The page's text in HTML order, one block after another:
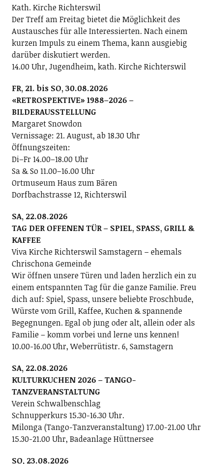
Kath. Kirche Richterswil
Der Treff am Freitag bietet die Möglichkeit des
Austausches für alle Interessierten. Nach einem
kurzen Impuls zu einem Thema, kann ausgiebig
darüber diskutiert werden.
14.00 Uhr, Jugendheim, kath. Kirche Richterswil
FR, 21. bis SO, 30.08.2026
«RETROSPEKTIVE» 1988–2026 –
BILDERAUSSTELLUNG
Margaret Snowdon
Vernissage: 21. August, ab 18.30 Uhr
Öffnungszeiten:
Di–Fr 14.00–18.00 Uhr
Sa & So 11.00–16.00 Uhr
Ortmuseum Haus zum Bären
Dorfbachstrasse 12, Richterswil
SA, 22.08.2026
TAG DER OFFENEN TÜR – SPIEL, SPASS, GRILL &
KAFFEE
Viva Kirche Richterswil Samstagern – ehemals
Chrischona Gemeinde
Wir öffnen unsere Türen und laden herzlich ein zu
einem entspannten Tag für die ganze Familie. Freu
dich auf: Spiel, Spass, unsere beliebte Froschbude,
Würste vom Grill, Kaffee, Kuchen & spannende
Begegnungen. Egal ob jung oder alt, allein oder als
Familie – komm vorbei und lerne uns kennen!
10.00-16.00 Uhr, Weberrütistr. 6, Samstagern
SA, 22.08.2026
KULTURKUCHEN 2026 – TANGO-
TANZVERANSTALTUNG
Verein Schwalbenschlag
Schnupperkurs 15.30-16.30 Uhr.
Milonga (Tango-Tanzveranstaltung) 17.00-21.00 Uhr
15.30-21.00 Uhr, Badeanlage Hüttnersee
SO, 23.08.2026